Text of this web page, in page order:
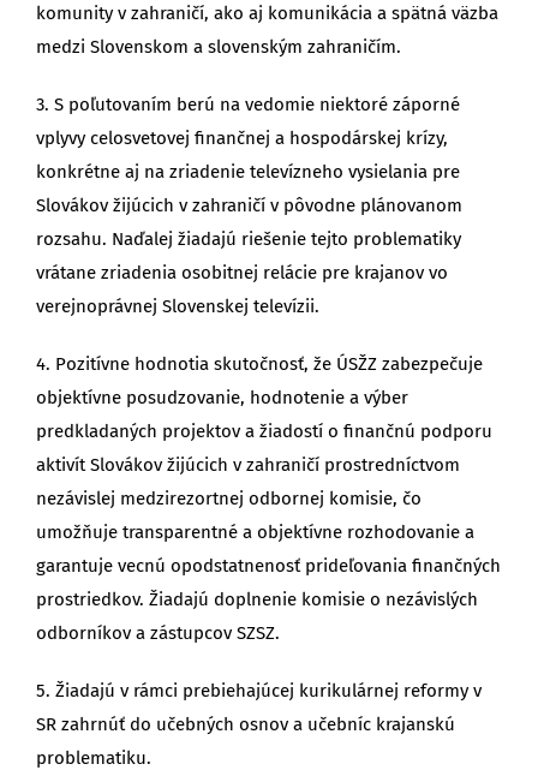
komunity v zahraničí, ako aj komunikácia a spätná väzba
medzi Slovenskom a slovenským zahraničím.
3. S poľutovaním berú na vedomie niektoré záporné
vplyvy celosvetovej finančnej a hospodárskej krízy,
konkrétne aj na zriadenie televízneho vysielania pre
Slovákov žijúcich v zahraničí v pôvodne plánovanom
rozsahu. Naďalej žiadajú riešenie tejto problematiky
vrátane zriadenia osobitnej relácie pre krajanov vo
verejnoprávnej Slovenskej televízii.
4. Pozitívne hodnotia skutočnosť, že ÚSŽZ zabezpečuje
objektívne posudzovanie, hodnotenie a výber
predkladaných projektov a žiadostí o finančnú podporu
aktivít Slovákov žijúcich v zahraničí prostredníctvom
nezávislej medzirezortnej odbornej komisie, čo
umožňuje transparentné a objektívne rozhodovanie a
garantuje vecnú opodstatnenosť prideľovania finančných
prostriedkov. Žiadajú doplnenie komisie o nezávislých
odborníkov a zástupcov SZSZ.
5. Žiadajú v rámci prebiehajúcej kurikulárnej reformy v
SR zahrnúť do učebných osnov a učebníc krajanskú
problematiku.